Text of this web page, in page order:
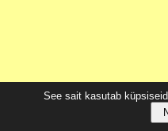
See sait kasutab